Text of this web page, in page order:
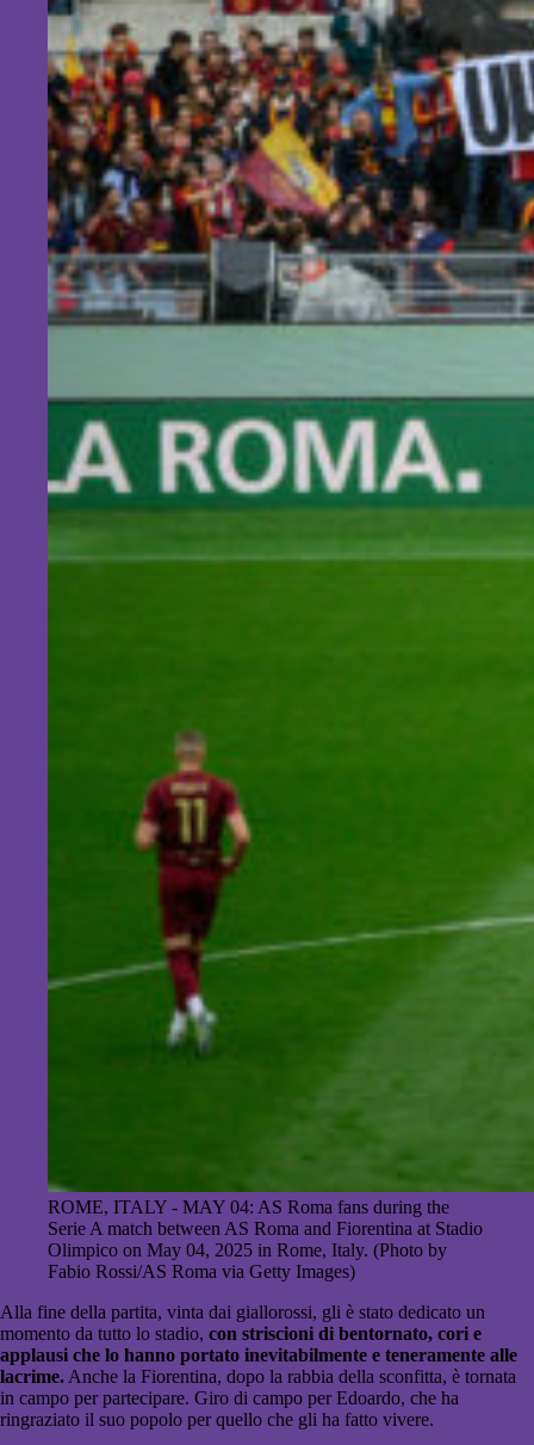
ROME, ITALY - MAY 04: AS Roma fans during the
Serie A match between AS Roma and Fiorentina at Stadio
Olimpico on May 04, 2025 in Rome, Italy. (Photo by
Fabio Rossi/AS Roma via Getty Images)
Alla fine della partita, vinta dai giallorossi, gli è stato dedicato un
momento da tutto lo stadio, con striscioni di bentornato, cori e
applausi che lo hanno portato inevitabilmente e teneramente alle
lacrime.Anche la Fiorentina, dopo la rabbia della sconfitta, è tornata
in campo per partecipare. Giro di campo per Edoardo, che ha
ringraziato il suo popolo per quello che gli ha fatto vivere.